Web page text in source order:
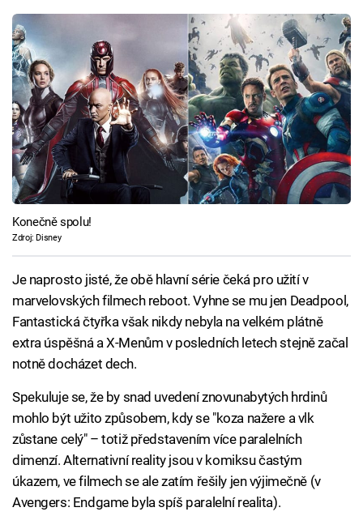
Konečně spolu!
Zdroj: Disney
Je naprosto jisté, že obě hlavní série čeká pro užití v
marvelovských filmech reboot. Vyhne se mu jen Deadpool,
Fantastická čtyřka však nikdy nebyla na velkém plátně
extra úspěšná a X-Menům v posledních letech stejně začal
notně docházet dech.
Spekuluje se, že by snad uvedení znovunabytých hrdinů
mohlo být užito způsobem, kdy se "koza nažere a vlk
zůstane celý" – totiž představením více paralelních
dimenzí. Alternativní reality jsou v komiksu častým
úkazem, ve filmech se ale zatím řešily jen výjimečně (v
Avengers: Endgame byla spíš paralelní realita).